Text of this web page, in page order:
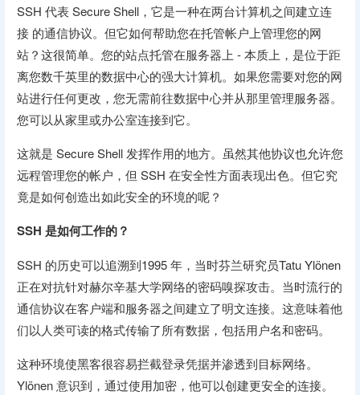
SSH 代表 Secure Shell，它是一种在两台计算机之间建立连
接 的通信协议。但它如何帮助您在托管帐户上管理您的网
站？这很简单。您的站点托管在服务器上 - 本质上，是位于距
离您数千英里的数据中心的强大计算机。如果您需要对您的网
站进行任何更改，您无需前往数据中心并从那里管理服务器。
您可以从家里或办公室连接到它。
这就是 Secure Shell 发挥作用的地方。虽然其他协议也允许您
远程管理您的帐户，但 SSH 在安全性方面表现出色。但它究
竟是如何创造出如此安全的环境的呢？
SSH 是如何工作的？
SSH 的历史可以追溯到1995 年，当时芬兰研究员Tatu Ylönen
正在对抗针对赫尔辛基大学网络的密码嗅探攻击。当时流行的
通信协议在客户端和服务器之间建立了明文连接。这意味着他
们以人类可读的格式传输了所有数据，包括用户名和密码。
这种环境使黑客很容易拦截登录凭据并渗透到目标网络。
Ylönen 意识到，通过使用加密，他可以创建更安全的连接。